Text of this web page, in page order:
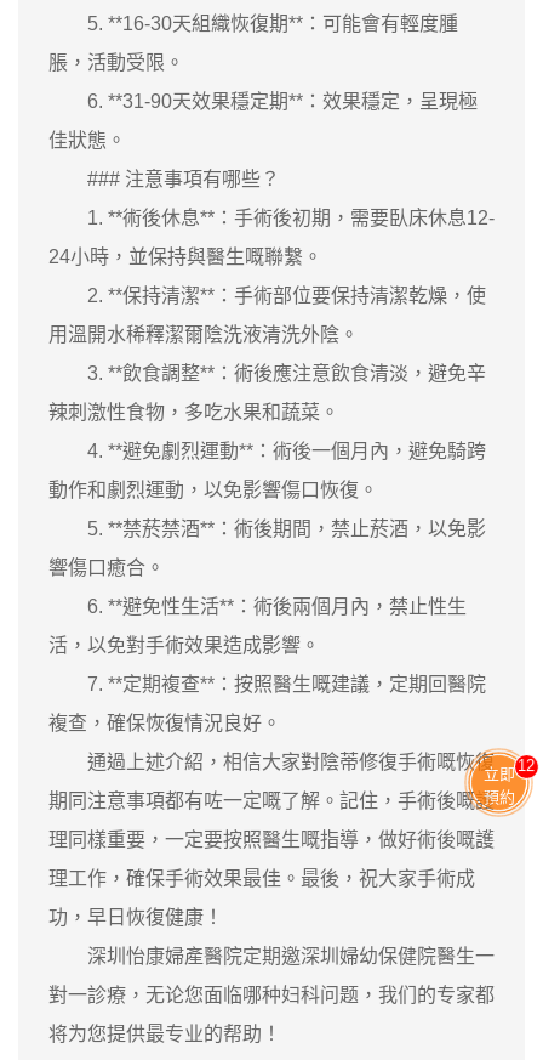
5. **16-30天組織恢復期**：可能會有輕度腫
脹，活動受限。
6. **31-90天效果穩定期**：效果穩定，呈現極
佳狀態。
### 注意事項有哪些？
1. **術後休息**：手術後初期，需要臥床休息12-
24小時，並保持與醫生嘅聯繫。
2. **保持清潔**：手術部位要保持清潔乾燥，使
用溫開水稀釋潔爾陰洗液清洗外陰。
3. **飲食調整**：術後應注意飲食清淡，避免辛
辣刺激性食物，多吃水果和蔬菜。
4. **避免劇烈運動**：術後一個月內，避免騎跨
動作和劇烈運動，以免影響傷口恢復。
5. **禁菸禁酒**：術後期間，禁止菸酒，以免影
響傷口癒合。
6. **避免性生活**：術後兩個月內，禁止性生
活，以免對手術效果造成影響。
7. **定期複查**：按照醫生嘅建議，定期回醫院
複查，確保恢復情況良好。
通過上述介紹，相信大家對陰蒂修復手術嘅恢復
期同注意事項都有咗一定嘅了解。記住，手術後嘅護
理同樣重要，一定要按照醫生嘅指導，做好術後嘅護
理工作，確保手術效果最佳。最後，祝大家手術成
功，早日恢復健康！
深圳怡康婦產醫院定期邀深圳婦幼保健院醫生一
對一診療，无论您面临哪种妇科问题，我们的专家都
将为您提供最专业的帮助！
立即
預約
12